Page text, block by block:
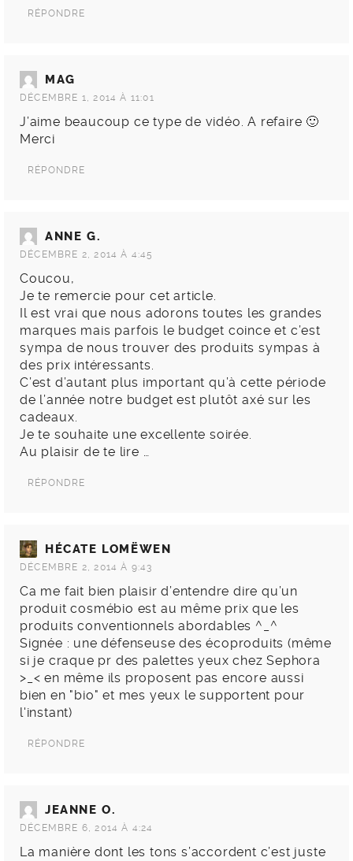
RÉPONDRE
MAG
DÉCEMBRE 1, 2014 À 11:01
J’aime beaucoup ce type de vidéo. A refaire 🙂
Merci
RÉPONDRE
ANNE G.
DÉCEMBRE 2, 2014 À 4:45
Coucou,
Je te remercie pour cet article.
Il est vrai que nous adorons toutes les grandes
marques mais parfois le budget coince et c’est
sympa de nous trouver des produits sympas à
des prix intéressants.
C’est d’autant plus important qu’à cette période
de l’année notre budget est plutôt axé sur les
cadeaux.
Je te souhaite une excellente soirée.
Au plaisir de te lire …
RÉPONDRE
HÉCATE LOMËWEN
DÉCEMBRE 2, 2014 À 9:43
Ca me fait bien plaisir d’entendre dire qu’un
produit cosmébio est au même prix que les
produits conventionnels abordables ^_^
Signée : une défenseuse des écoproduits (même
si je craque pr des palettes yeux chez Sephora
>_< en même ils proposent pas encore aussi
bien en "bio" et mes yeux le supportent pour
l'instant)
RÉPONDRE
JEANNE O.
DÉCEMBRE 6, 2014 À 4:24
La manière dont les tons s’accordent c’est juste